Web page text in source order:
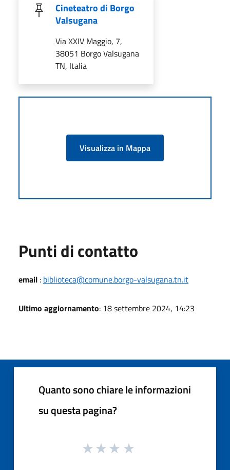
Cineteatro di Borgo
Valsugana
Via XXIV Maggio, 7,
38051 Borgo Valsugana
TN, Italia
Visualizza in Mappa
Punti di contatto
email : biblioteca@comune.borgo-valsugana.tn.it
Ultimo aggiornamento: 18 settembre 2024, 14:23
Quanto sono chiare le informazioni
su questa pagina?